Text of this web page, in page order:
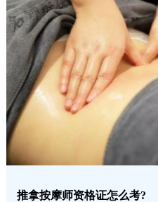
推拿按摩师资格证怎么考?